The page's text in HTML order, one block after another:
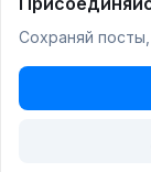
Сохраняй